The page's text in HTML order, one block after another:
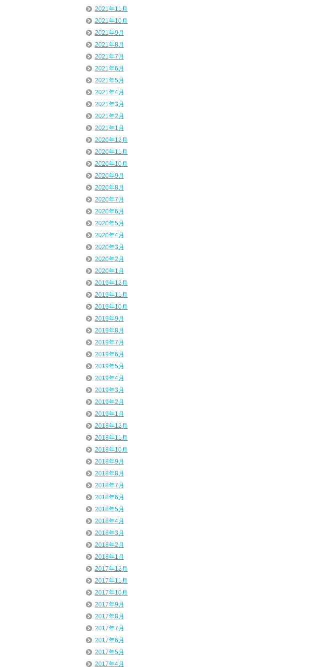
2021年11月
2021年10月
2021年9月
2021年8月
2021年7月
2021年6月
2021年5月
2021年4月
2021年3月
2021年2月
2021年1月
2020年12月
2020年11月
2020年10月
2020年9月
2020年8月
2020年7月
2020年6月
2020年5月
2020年4月
2020年3月
2020年2月
2020年1月
2019年12月
2019年11月
2019年10月
2019年9月
2019年8月
2019年7月
2019年6月
2019年5月
2019年4月
2019年3月
2019年2月
2019年1月
2018年12月
2018年11月
2018年10月
2018年9月
2018年8月
2018年7月
2018年6月
2018年5月
2018年4月
2018年3月
2018年2月
2018年1月
2017年12月
2017年11月
2017年10月
2017年9月
2017年8月
2017年7月
2017年6月
2017年5月
2017年4月